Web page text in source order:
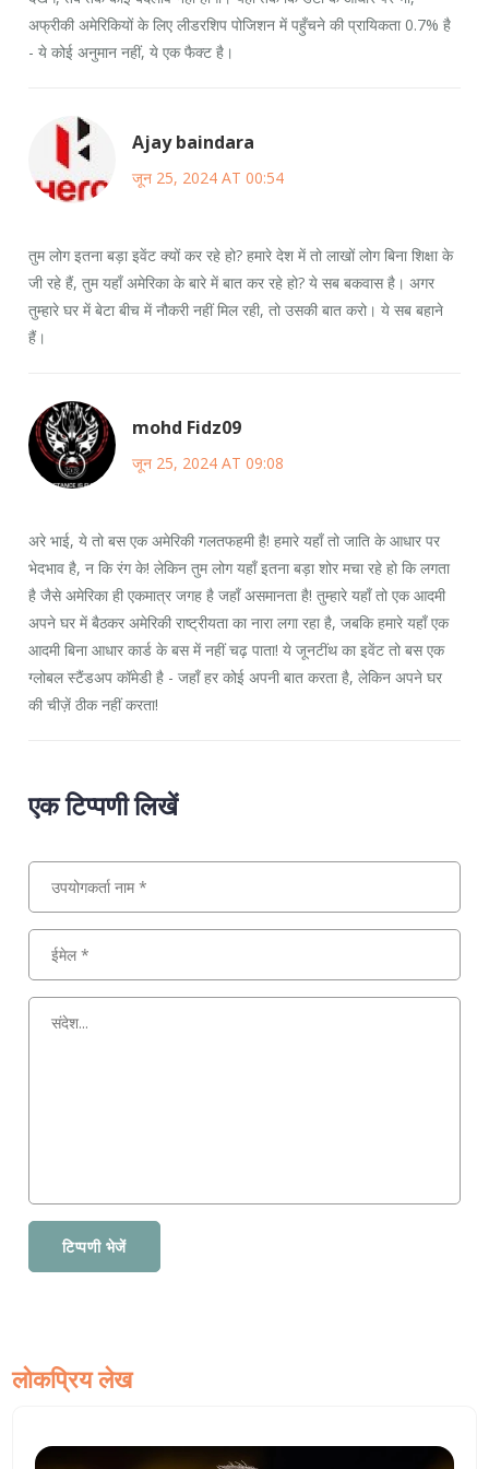
अफ्रीकी अमेरिकियों के लिए लीडरशिप पोजिशन में पहुँचने की प्रायिकता 0.7% है
- ये कोई अनुमान नहीं, ये एक फैक्ट है।
Ajay baindara
जून 25, 2024 AT 00:54
तुम लोग इतना बड़ा इवेंट क्यों कर रहे हो? हमारे देश में तो लाखों लोग बिना शिक्षा के
जी रहे हैं, तुम यहाँ अमेरिका के बारे में बात कर रहे हो? ये सब बकवास है। अगर
तुम्हारे घर में बेटा बीच में नौकरी नहीं मिल रही, तो उसकी बात करो। ये सब बहाने
हैं।
mohd Fidz09
जून 25, 2024 AT 09:08
अरे भाई, ये तो बस एक अमेरिकी गलतफहमी है! हमारे यहाँ तो जाति के आधार पर
भेदभाव है, न कि रंग के! लेकिन तुम लोग यहाँ इतना बड़ा शोर मचा रहे हो कि लगता
है जैसे अमेरिका ही एकमात्र जगह है जहाँ असमानता है! तुम्हारे यहाँ तो एक आदमी
अपने घर में बैठकर अमेरिकी राष्ट्रीयता का नारा लगा रहा है, जबकि हमारे यहाँ एक
आदमी बिना आधार कार्ड के बस में नहीं चढ़ पाता! ये जूनटींथ का इवेंट तो बस एक
ग्लोबल स्टैंडअप कॉमेडी है - जहाँ हर कोई अपनी बात करता है, लेकिन अपने घर
की चीज़ें ठीक नहीं करता!
एक टिप्पणी लिखें
टिप्पणी भेजें
लोकप्रिय लेख